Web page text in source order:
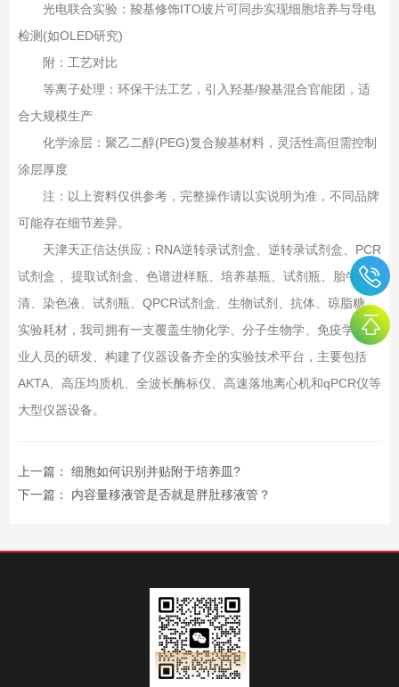
光电联合实验‌：羧基修饰ITO玻片可同步实现细胞培养与导电
检测(如OLED研究)‌
附：工艺对比
等离子处理‌：环保干法工艺，引入羟基/羧基混合官能团，适
合大规模生产‌
化学涂层‌：聚乙二醇(PEG)复合羧基材料，灵活性高但需控制
涂层厚度
注：以上资料仅供参考，完整操作请以实说明为准，不同品牌
可能存在细节差异‌。
天津天正信达供应：RNA逆转录试剂盒、逆转录试剂盒、PCR
试剂盒 、提取试剂盒、色谱进样瓶、培养基瓶、试剂瓶、胎牛血
清、染色液、试剂瓶、QPCR试剂盒、生物试剂、抗体、琼脂糖、
实验耗材，我司拥有一支覆盖生物化学、分子生物学、免疫学等专
业人员的研发、构建了仪器设备齐全的实验技术平台，主要包括
AKTA、高压均质机、全波长酶标仪、高速落地离心机和qPCR仪等
大型仪器设备。
上一篇： 细胞如何识别并贴附于培养皿?
下一篇： 内容量移液管是否就是胖肚移液管？